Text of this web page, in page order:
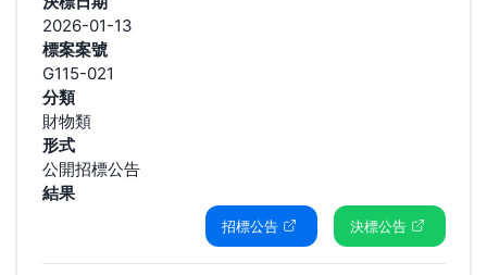
2026-01-13
標案案號
G115-021
分類
財物類
形式
公開招標公告
結果
招標公告 決標公告